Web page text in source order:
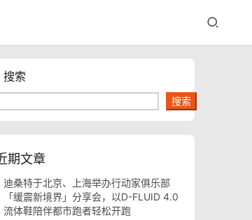
搜索
搜索
期文章
迪桑特于北京、上海举办行动家俱乐部
「缓震新境界」分享会，以D-FLUID 4.0
流体鞋陪伴都市跑者轻松开跑